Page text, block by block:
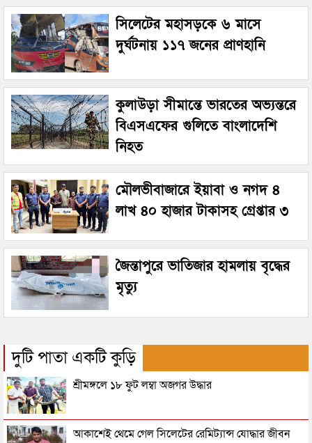
সিলেটের মহাসড়কে ৬ মাসে
দুর্ঘটনায় ১১৭ জনের প্রাণহানি
কুলাউড়া সীমান্তে ভারতের অভ্যন্তরে
বিএসএফের গুলিতে বাংলাদেশি
নিহত
মৌলভীবাজারে ইয়াবা ও নগদ ৪
লাখ ৪০ হাজার টাকাসহ গ্রেপ্তার ৩
জৈন্তাপুরে ভাতিজার হামলায় বৃদ্ধের
মৃত্যু
দুটি পাতা একটি কুড়ি
শ্রীমঙ্গলে ১৮ ফুট লম্বা অজগর উদ্ধার
আকাশেই থেমে গেল সিলেটের রেমিট্যান্স যোদ্ধার জীবন